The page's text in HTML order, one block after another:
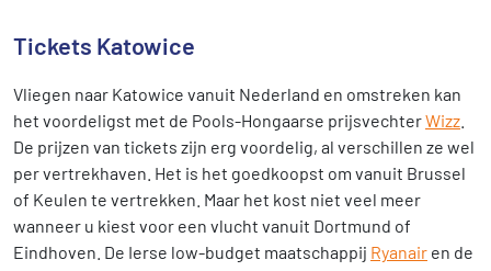
Tickets Katowice
Vliegen naar Katowice vanuit Nederland en omstreken kan
het voordeligst met de Pools-Hongaarse prijsvechterWizz
De prijzen van tickets zijn erg voordelig, al verschillen ze wel
per vertrekhaven. Het is het goedkoopst om vanuit Brussel
of Keulen te vertrekken. Maar het kost niet veel meer
wanneer u kiest voor een vlucht vanuit Dortmund of
Eindhoven. De Ierse low-budget maatschappij Ryanair en de